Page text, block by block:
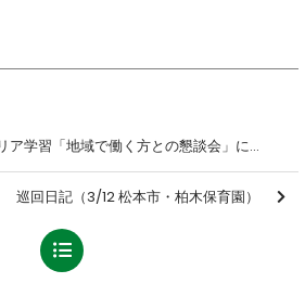
地域で働く方との懇談会」に参加しました【報告】
巡回日記（3/12 松本市・柏木保育園）